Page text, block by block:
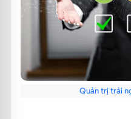
Quản trị trải